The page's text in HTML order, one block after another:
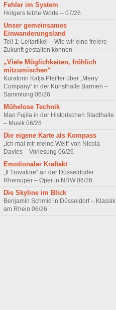
Fehler im System
Holgers letzte Worte – 07/26
Unser gemeinsames
Einwanderungsland
Teil 1: Leitartikel – Wie wir eine freiere
Zukunft gestalten können
„Viele Möglichkeiten, fröhlich
mitzumischen“
Kuratorin Katja Pfeiffer über „Merry
Company“ in der Kunsthalle Barmen –
Sammlung 06/26
Mühelose Technik
Mao Fujita in der Historischen Stadthalle
– Musik 06/26
Die eigene Karte als Kompass
„Ich mal mir meine Welt“ von Nicola
Davies – Vorlesung 06/26
Emotionaler Kraftakt
„Il Trovatore“ an der Düsseldorfer
Rheinoper – Oper in NRW 06/26
Die Skyline im Blick
Benjamin Schmid in Düsseldorf – Klassik
am Rhein 06/26